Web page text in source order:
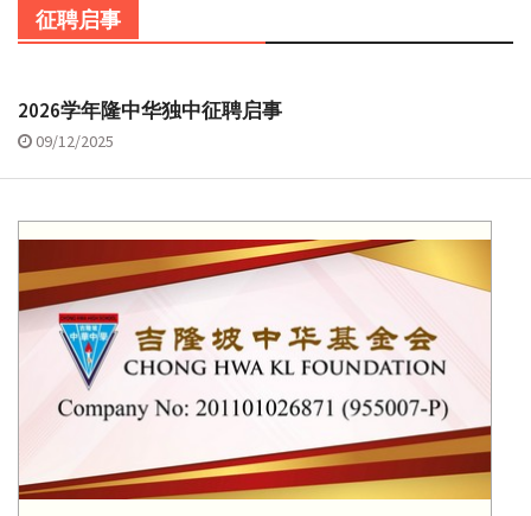
征聘启事
2026学年隆中华独中征聘启事
09/12/2025